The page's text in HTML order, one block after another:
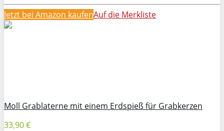
Jetzt bei Amazon kaufenAuf die Merkliste
Moll Grablaterne mit einem Erdspieß für Grabkerzen
33,90 €